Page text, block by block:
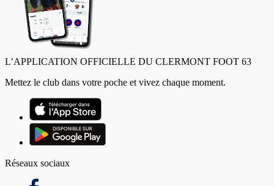
L’APPLICATION OFFICIELLE DU CLERMONT FOOT 63
Mettez le club dans votre poche et vivez chaque moment.
Réseaux sociaux